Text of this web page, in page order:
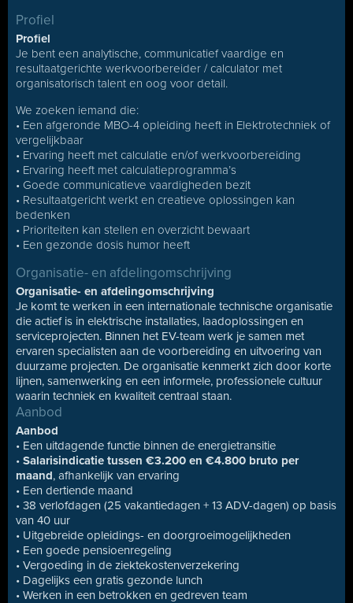
Profiel
Profiel
Je bent een analytische, communicatief vaardige en
resultaatgerichte werkvoorbereider / calculator met
organisatorisch talent en oog voor detail.
We zoeken iemand die:
• Een afgeronde MBO-4 opleiding heeft in Elektrotechniek of
vergelijkbaar
• Ervaring heeft met calculatie en/of werkvoorbereiding
• Ervaring heeft met calculatieprogramma’s
• Goede communicatieve vaardigheden bezit
• Resultaatgericht werkt en creatieve oplossingen kan
bedenken
• Prioriteiten kan stellen en overzicht bewaart
• Een gezonde dosis humor heeft
Organisatie- en afdelingomschrijving
Organisatie- en afdelingomschrijving
Je komt te werken in een internationale technische organisatie
die actief is in elektrische installaties, laadoplossingen en
serviceprojecten. Binnen het EV-team werk je samen met
ervaren specialisten aan de voorbereiding en uitvoering van
duurzame projecten. De organisatie kenmerkt zich door korte
lijnen, samenwerking en een informele, professionele cultuur
waarin techniek en kwaliteit centraal staan.
Aanbod
Aanbod
• Een uitdagende functie binnen de energietransitie
• Salarisindicatie tussen €3.200 en €4.800 bruto per
maand, afhankelijk van ervaring
• Een dertiende maand
• 38 verlofdagen (25 vakantiedagen + 13 ADV-dagen) op basis
van 40 uur
• Uitgebreide opleidings- en doorgroeimogelijkheden
• Een goede pensioenregeling
• Vergoeding in de ziektekostenverzekering
• Dagelijks een gratis gezonde lunch
• Werken in een betrokken en gedreven team